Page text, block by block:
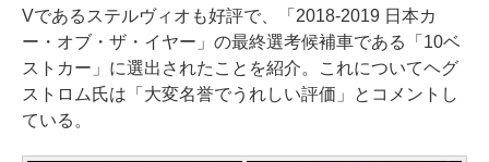
Vであるステルヴィオも好評で、「2018-2019 日本カ
ー・オブ・ザ・イヤー」の最終選考候補車である「10ベ
ストカー」に選出されたことを紹介。これについてヘグ
ストロム氏は「大変名誉でうれしい評価」とコメントし
ている。